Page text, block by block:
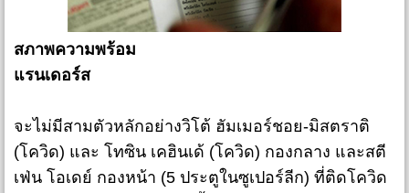
สภาพความพร้อม
แรนเดอร์ส
จะไม่มีสามตัวหลักอย่างวิโต้ ฮัมเมอร์ชอย-มิสตราติ
(โควิด) และ โทซิน เคฮินเด้ (โควิด) กองกลาง และสตี
เฟ่น โอเดย์ กองหน้า (5 ประตูในซูเปอร์ลีก) ที่ติดโควิด